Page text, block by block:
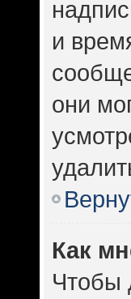
и
они
Как
Чтобы